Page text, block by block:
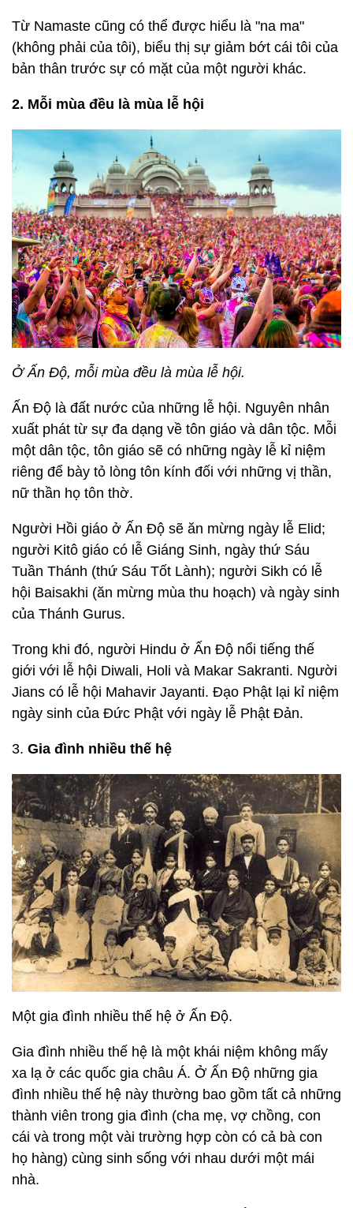
Từ Namaste cũng có thể được hiểu là "na ma"
(không phải của tôi), biểu thị sự giảm bớt cái tôi của
bản thân trước sự có mặt của một người khác.
2. Mỗi mùa đều là mùa lễ hội
Ở Ấn Độ, mỗi mùa đều là mùa lễ hội.
Ấn Độ là đất nước của những lễ hội. Nguyên nhân
xuất phát từ sự đa dạng về tôn giáo và dân tộc. Mỗi
một dân tộc, tôn giáo sẽ có những ngày lễ kỉ niệm
riêng để bày tỏ lòng tôn kính đối với những vị thần,
nữ thần họ tôn thờ.
Người Hồi giáo ở Ấn Độ sẽ ăn mừng ngày lễ Elid;
người Kitô giáo có lễ Giáng Sinh, ngày thứ Sáu
Tuần Thánh (thứ Sáu Tốt Lành); người Sikh có lễ
hội Baisakhi (ăn mừng mùa thu hoạch) và ngày sinh
của Thánh Gurus.
Trong khi đó, người Hindu ở Ấn Độ nổi tiếng thế
giới với lễ hội Diwali, Holi và Makar Sakranti. Người
Jians có lễ hội Mahavir Jayanti. Đạo Phật lại kỉ niệm
ngày sinh của Đức Phật với ngày lễ Phật Đản.
3. Gia đình nhiều thế hệ
Một gia đình nhiều thế hệ ở Ấn Độ.
Gia đình nhiều thế hệ là một khái niệm không mấy
xa lạ ở các quốc gia châu Á. Ở Ấn Độ những gia
đình nhiều thế hệ này thường bao gồm tất cả những
thành viên trong gia đình (cha mẹ, vợ chồng, con
cái và trong một vài trường hợp còn có cả bà con
họ hàng) cùng sinh sống với nhau dưới một mái
nhà.